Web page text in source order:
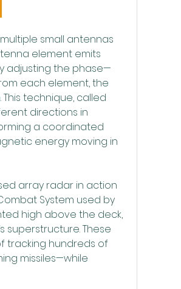
small antennas
element emits
adjusting the phase—
each element, the
technique, called
directions in
a coordinated
energy moving in
array radar in action
System used by
high above the deck,
superstructure. These
tracking hundreds of
missiles—while